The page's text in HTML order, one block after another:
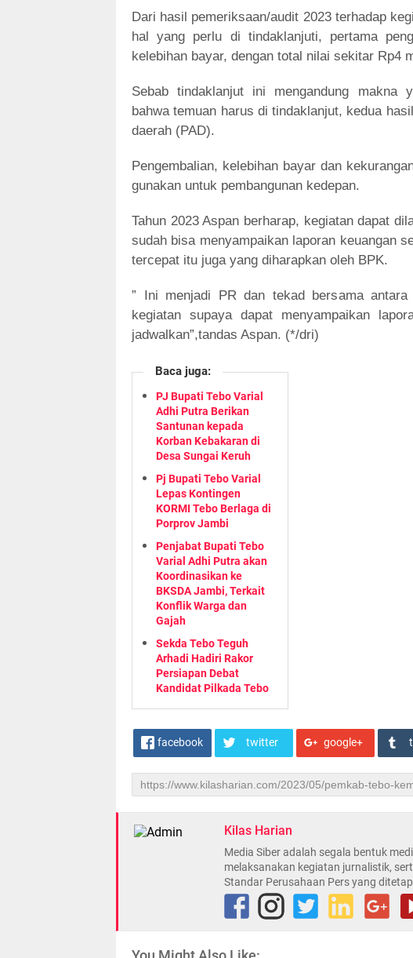
Dari hasil pemeriksaan/audit 2023 terhadap
hal yang perlu di tindaklanjuti, pertama
kelebihan bayar, dengan total nilai sekitar Rp4
Sebab tindaklanjut ini mengandung makna
bahwa temuan harus di tindaklanjut, kedua
daerah (PAD).
Pengembalian, kelebihan bayar dan
gunakan untuk pembangunan kedepan.
Tahun 2023 Aspan berharap, kegiatan dapat
sudah bisa menyampaikan laporan keuangan
tercepat itu juga yang diharapkan oleh BPK.
” Ini menjadi PR dan tekad bersama
kegiatan supaya dapat menyampaikan
jadwalkan”,tandas Aspan. (*/dri)
Baca juga:
PJ Bupati Tebo Varial
Adhi Putra Berikan
Santunan kepada
Korban Kebakaran di
Desa Sungai Keruh
Pj Bupati Tebo Varial
Lepas Kontingen
KORMI Tebo Berlaga di
Porprov Jambi
Penjabat Bupati Tebo
Varial Adhi Putra akan
Koordinasikan ke
BKSDA Jambi, Terkait
Konflik Warga dan
Gajah
Sekda Tebo Teguh
Arhadi Hadiri Rakor
Persiapan Debat
Kandidat Pilkada Tebo
facebook twitter google+
Kilas Harian
Media Siber adalah segala bentuk
melaksanakan kegiatan jurnalistik,
Standar Perusahaan Pers yang